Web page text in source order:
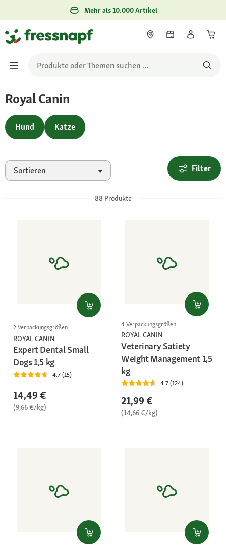
Mehr als 10.000 Artikel
Royal Canin
Hund Katze
Sortieren Filter
88 Produkte
2 Verpackungsgrößen
ROYAL CANIN
Expert Dental Small
Dogs 1,5 kg
4.7 (15)
14,49 €
(9,66 €/kg)
4 Verpackungsgrößen
ROYAL CANIN
Veterinary Satiety
Weight Management 1,5
kg
4.7 (124)
21,99 €
(14,66 €/kg)